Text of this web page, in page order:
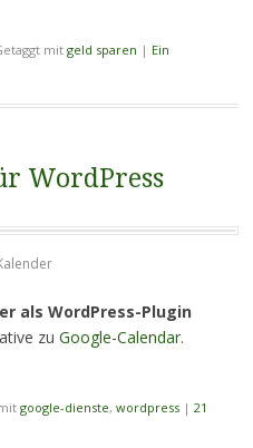
mitgeld sparen | Ein
WordPress
als WordPress-Plugin
zu Google-Calendar.
google-dienste, wordpress | 21